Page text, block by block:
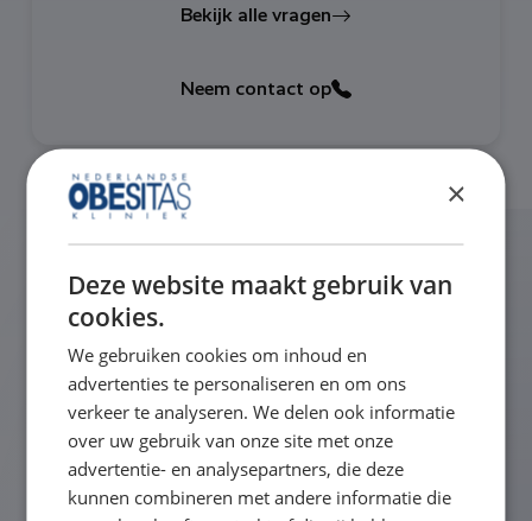
Bekijk alle vragen
Neem contact op
Gerelateerde vragen
Lichamelijke veranderingen na
gewichtsverlies: littekens,
huidoverschot en wennen aan je
nieuwe lijf
×
Deze website maakt gebruik van
cookies.
We gebruiken cookies om inhoud en
advertenties te personaliseren en om ons
verkeer te analyseren. We delen ook informatie
over uw gebruik van onze site met onze
advertentie- en analysepartners, die deze
kunnen combineren met andere informatie die